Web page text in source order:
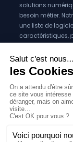
solutions
besoin métier.
une liste de
caractéristiques,
Mentions